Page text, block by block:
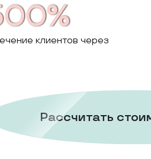
клиентов через
Рассчитать